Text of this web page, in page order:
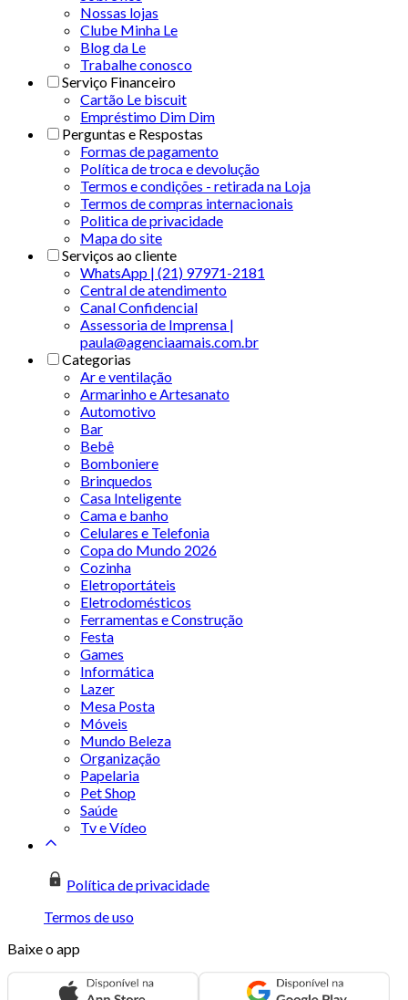
Nossas lojas
Clube Minha Le
Blog da Le
Trabalhe conosco
Serviço Financeiro
Cartão Le biscuit
Empréstimo Dim Dim
Perguntas e Respostas
Formas de pagamento
Política de troca e devolução
Termos e condições - retirada na Loja
Termos de compras internacionais
Politica de privacidade
Mapa do site
Serviços ao cliente
WhatsApp | (21) 97971-2181
Central de atendimento
Canal Confidencial
Assessoria de Imprensa |
paula@agenciaamais.com.br
Categorias
Ar e ventilação
Armarinho e Artesanato
Automotivo
Bar
Bebê
Bomboniere
Brinquedos
Casa Inteligente
Cama e banho
Celulares e Telefonia
Copa do Mundo 2026
Cozinha
Eletroportáteis
Eletrodomésticos
Ferramentas e Construção
Festa
Games
Informática
Lazer
Mesa Posta
Móveis
Mundo Beleza
Organização
Papelaria
Pet Shop
Saúde
Tv e Vídeo
Política de privacidade
Termos de uso
Baixe o app